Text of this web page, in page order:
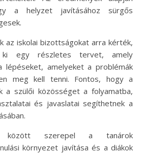
a helyzet javításához sürgős
az iskolai bizottságokat arra kérték,
ki egy részletes tervet, amely
lépéseket, amelyeket a problémák
meg kell tenni. Fontos, hogy a
a szülői közösséget a folyamatba,
és javaslatai segíthetnek a
között szerepel a tanárok
környezet javítása és a diákok